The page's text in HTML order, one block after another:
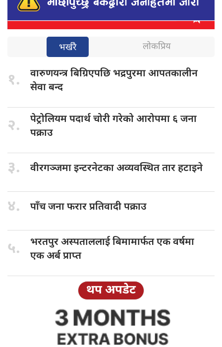
भर्खरै लोकप्रिय
१. वारुणयन्त्र बिग्रिएपछि भद्रपुरमा आपतकालीन
सेवा बन्द
२. पेट्रोलियम पदार्थचोरी गरेको आरोपमा ६ जना
पक्राउ
३. वीरगञ्जमा इन्टरनेटकाअव्यवस्थित तार हटाइने
४. पाँच जनाफरार प्रतिवादी पक्राउ
५. भरतपुर अस्पताललाईबिमामार्फत एक वर्षमा
एक अर्ब प्राप्त
थप अपडेट